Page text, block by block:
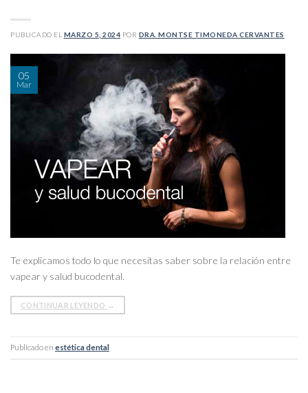
PUBLICADO EL MARZO 5, 2024 POR DRA. MONTSE TIMONEDA CERVANTES
05
Mar
Te explicamos todo lo que necesitas saber sobre la relación entre
vapear y salud bucodental.
CONTINUAR LEYENDO →
Publicado en estética dental